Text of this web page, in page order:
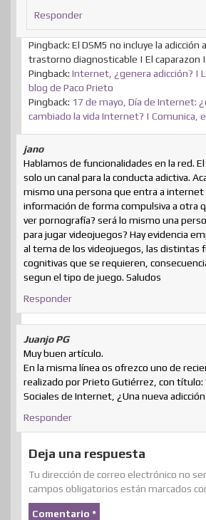
Responder
Pingback: El DSM5 no incluye la
trastorno diagnosticable | El caparazon
Pingback: Internet, ¿genera adicción? |
blog de Paco Prieto
Pingback: 17 de mayo, Día de Internet:
cambiado la vida Internet? | Comunica,
jano
Hablamos de funcionalidades en la red.
solo un canal para la conducta adictiva.
mismo una persona que entra a internet
información de forma compulsiva a otra
ver pornografía? será lo mismo una
para jugar videojuegos? Hay evidencia
al tema de los videojuegos, las distintas
cognitivas que se requieren,
segun el tipo de juego. Saludos
Responder
Juanjo PG
Muy buen artículo.
En la misma línea os ofrezco uno de
realizado por Prieto Gutiérrez, con título:
Sociales de Internet, ¿Una nueva
Responder
Deja una respuesta
Tu dirección de correo electrónico no
campos obligatorios están marcados
Comentario *